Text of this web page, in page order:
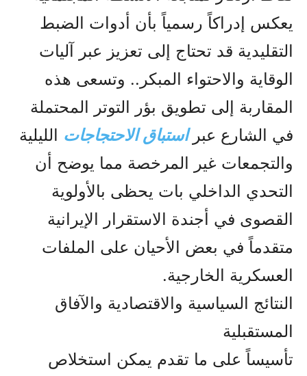
يعكس إدراكاً رسمياً بأن أدوات الضبط
التقليدية قد تحتاج إلى تعزيز عبر آليات
الوقاية والاحتواء المبكر.. وتسعى هذه
المقاربة إلى تطويق بؤر التوتر المحتملة
في الشارع عبر استباق الاحتجاجات الليلية
والتجمعات غير المرخصة مما يوضح أن
التحدي الداخلي بات يحظى بالأولوية
القصوى في أجندة الاستقرار الإيرانية
متقدماً في بعض الأحيان على الملفات
العسكرية الخارجية.
النتائج السياسية والاقتصادية والآفاق
المستقبلية
تأسيساً على ما تقدم يمكن استخلاص